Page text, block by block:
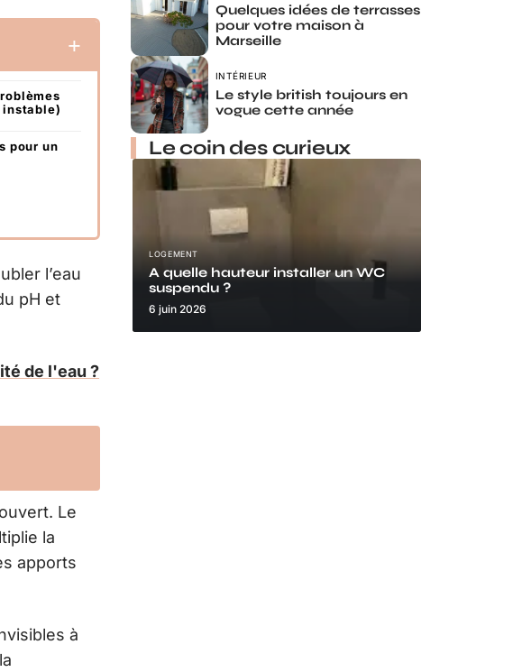
instable)
pour un
l’eau
pH et
de l'eau ?
Le
la
apports
à
Quelques idées de terrasses
pour votre maison à
Marseille
INTÉRIEUR
Le style british toujours en
vogue cette année
Le coin des curieux
LOGEMENT
A quelle hauteur installer un WC
suspendu ?
6 juin 2026